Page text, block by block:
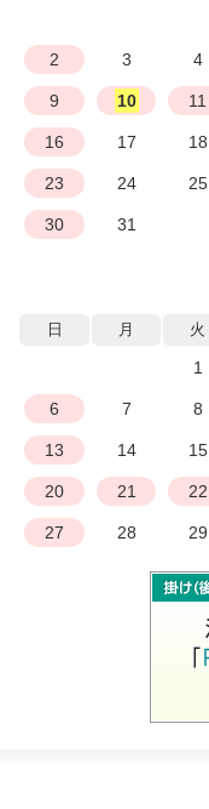
2 3 4
9 10 11
16 17 18
23 24 25
30 31
日 月 火
1
6 7 8
13 14 15
20 21 22
27 28 29